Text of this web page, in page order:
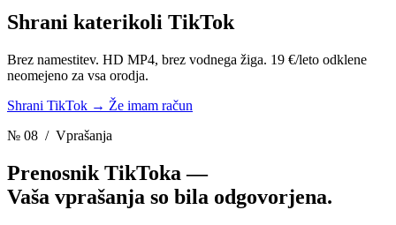
Shrani katerikoli TikTok
Brez namestitev. HD MP4, brez vodnega žiga. 19 €/leto odklene
neomejeno za vsa orodja.
Shrani TikTok → Že imam račun
№ 08 / Vprašanja
Prenosnik TikToka —
Vaša vprašanja so bila odgovorjena.